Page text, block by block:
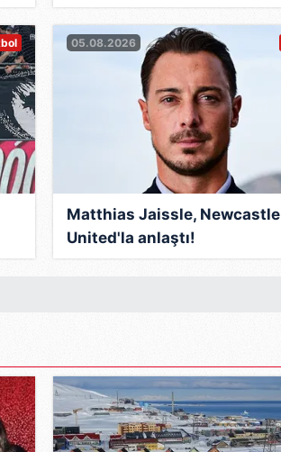
05.08.2026
Matthias Jaissle, Newcastle
United'la anlaştı!